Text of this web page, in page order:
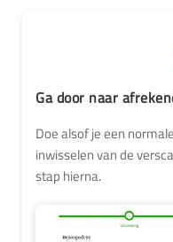
Ga door naar
Doe alsof je een
inwisselen van de
stap hierna.